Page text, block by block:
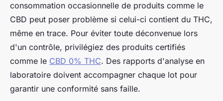
consommation occasionnelle de produits comme le
CBD peut poser problème si celui-ci contient du THC,
même en trace. Pour éviter toute déconvenue lors
d'un contrôle, privilégiez des produits certifiés
comme le CBD 0% THC. Des rapports d'analyse en
laboratoire doivent accompagner chaque lot pour
garantir une conformité sans faille.